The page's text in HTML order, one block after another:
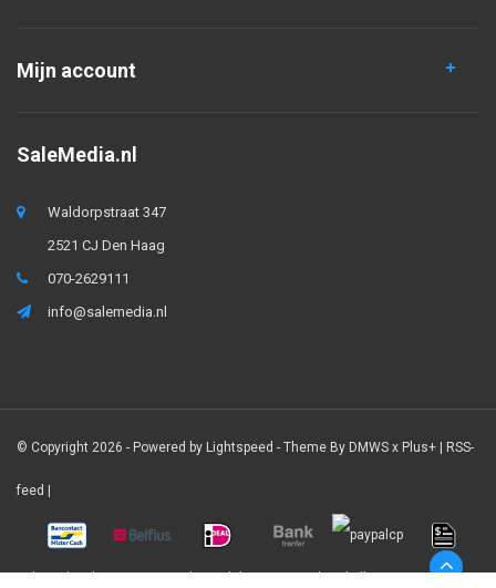
Mijn account
SaleMedia.nl
Waldorpstraat 347
2521 CJ Den Haag
070-2629111
info@salemedia.nl
© Copyright 2026 - Powered by Lightspeed - Theme By DMWS x Plus+ RSS-
feed
SaleMedia.nl 9.0/10-1837beoordelingen opWebwinkelkeur